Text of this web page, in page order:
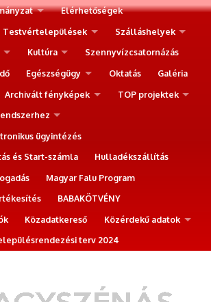
Elérhetőségek
Testvértelepülések
Szálláshelyek
Kultúra
Szennyvízcsatornázás
Egészségügy Oktatás
Galéria
Archivált fényképek
TOP projektek
ügyintézés
és Start-számla
Hulladékszállítás
Magyar Falu Program
BABAKÖTVÉNY
Közadatkereső
Közérdekű adatok
terv 2024